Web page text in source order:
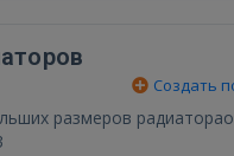
Создать
размеров